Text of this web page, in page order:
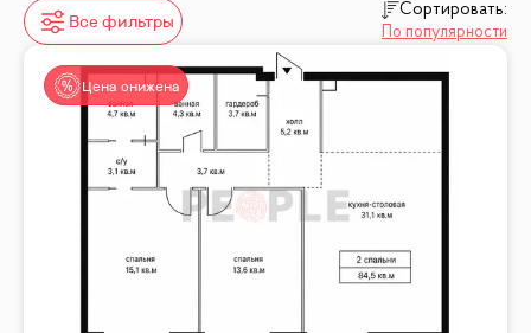
Все фильтры
Сортировать:
По популярности
Цена снижена